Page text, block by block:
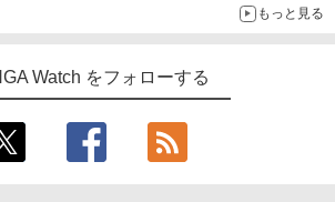
もっと見る
Watch をフォローする